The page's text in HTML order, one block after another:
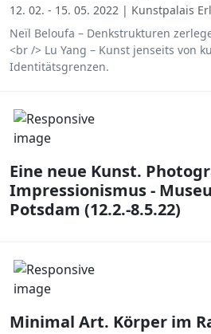
12. 02. - 15. 05. 2022 | Kunstpalais
Neïl Beloufa – Denkstrukturen
<br /> Lu Yang – Kunst jenseits von
Identitätsgrenzen.
Eine neue Kunst.
Impressionismus -
Potsdam (12.2.-8.5.22)
Minimal Art. Körper im